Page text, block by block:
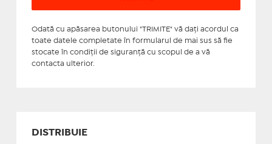
Odată cu apăsarea butonului "TRIMITE" vă daţi acordul ca
toate datele completate în formularul de mai sus să fie
stocate în condiţii de siguranţă cu scopul de a vă
contacta ulterior.
DISTRIBUIE